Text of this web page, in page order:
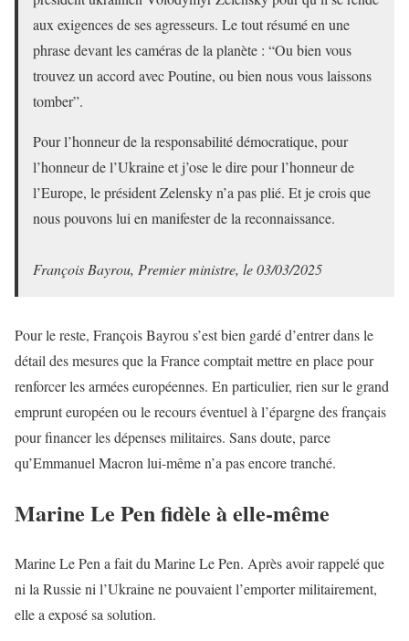
aux exigences de ses agresseurs. Le tout résumé en une
phrase devant les caméras de la planète : “Ou bien vous
trouvez un accord avec Poutine, ou bien nous vous laissons
tomber”.
Pour l’honneur de la responsabilité démocratique, pour
l’honneur de l’Ukraine et j’ose le dire pour l’honneur de
l’Europe, le président Zelensky n’a pas plié. Et je crois que
nous pouvons lui en manifester de la reconnaissance.
François Bayrou, Premier ministre, le 03/03/2025
Pour le reste, François Bayrou s’est bien gardé d’entrer dans le
détail des mesures que la France comptait mettre en place pour
renforcer les armées européennes. En particulier, rien sur le grand
emprunt européen ou le recours éventuel à l’épargne des français
pour financer les dépenses militaires. Sans doute, parce
qu’Emmanuel Macron lui-même n’a pas encore tranché.
Marine Le Pen fidèle à elle-même
Marine Le Pen a fait du Marine Le Pen. Après avoir rappelé que
ni la Russie ni l’Ukraine ne pouvaient l’emporter militairement,
elle a exposé sa solution.